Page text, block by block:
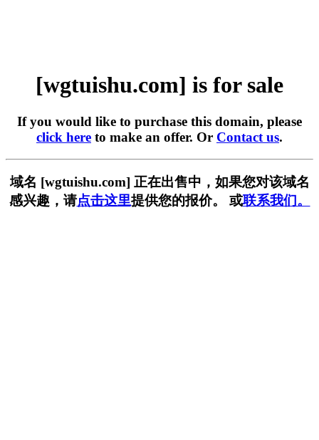
[wgtuishu.com] is for sale
If you would like to purchase this domain, please
click here to make an offer. Or Contact us.
域名 [wgtuishu.com] 正在出售中，如果您对该域名
感兴趣，请点击这里提供您的报价。 或联系我们。